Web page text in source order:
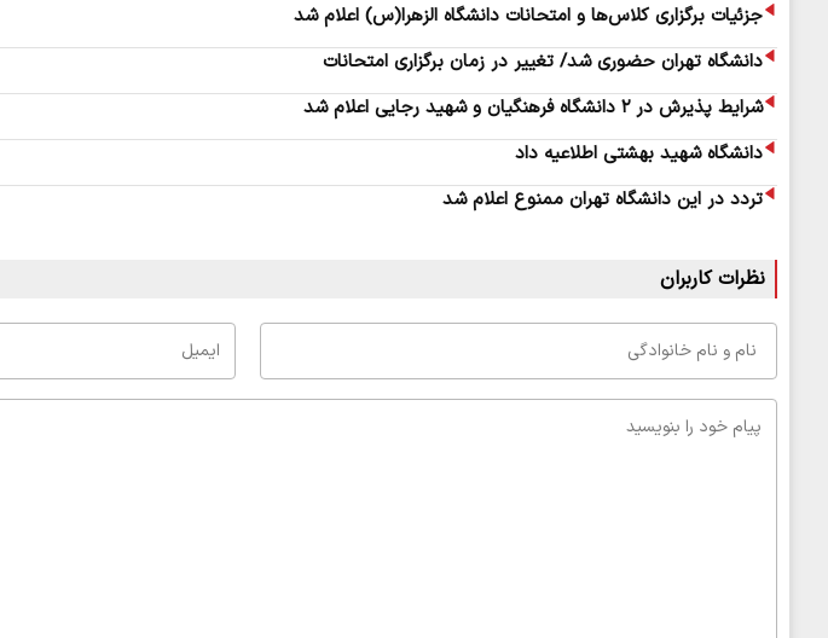
جزئیات برگزاری کلاس‌ها و امتحانات دانشگاه الزهرا(س) اعلام شد
دانشگاه تهران حضوری شد/ تغییر در زمان برگزاری امتحانات
شرایط پذیرش در ۲ دانشگاه فرهنگیان و شهید رجایی اعلام شد
دانشگاه شهید بهشتی اطلاعیه داد
تردد در این دانشگاه تهران ممنوع اعلام شد
نظرات کاربران